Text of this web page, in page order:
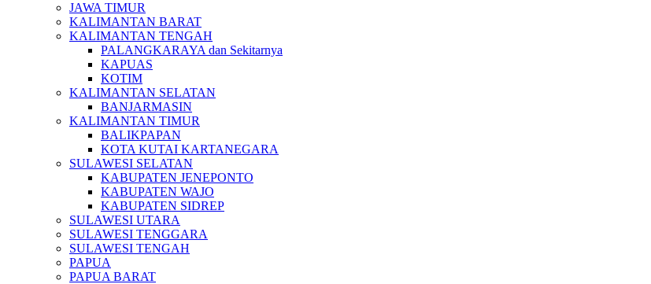
JAWA TIMUR
KALIMANTAN BARAT
KALIMANTAN TENGAH
PALANGKARAYA dan Sekitarnya
KAPUAS
KOTIM
KALIMANTAN SELATAN
BANJARMASIN
KALIMANTAN TIMUR
BALIKPAPAN
KOTA KUTAI KARTANEGARA
SULAWESI SELATAN
KABUPATEN JENEPONTO
KABUPATEN WAJO
KABUPATEN SIDREP
SULAWESI UTARA
SULAWESI TENGGARA
SULAWESI TENGAH
PAPUA
PAPUA BARAT